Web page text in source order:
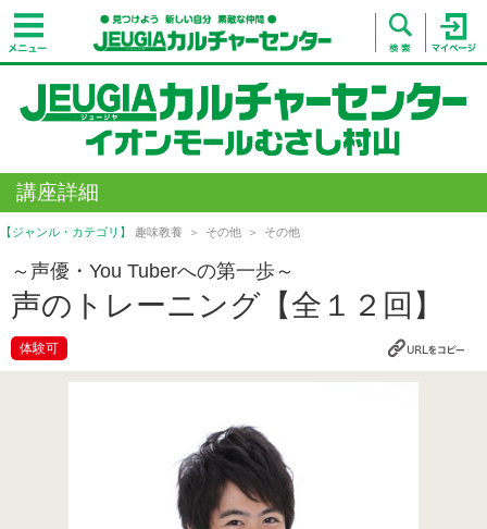
講座詳細
【ジャンル・カテゴリ】 趣味教養 その他 その他
～声優・You Tuberへの第一歩～
声のトレーニング【全１２回】
体験可